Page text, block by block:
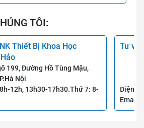
TÔI:
Thiết Bị Khoa Học
199, Đường Hồ Tùng Mậu,
Nội
12h, 13h30-17h30.Thứ 7: 8-
Tư
Điện
Email: